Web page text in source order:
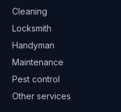
Cleaning
Locksmith
Handyman
Maintenance
Pest control
Other services